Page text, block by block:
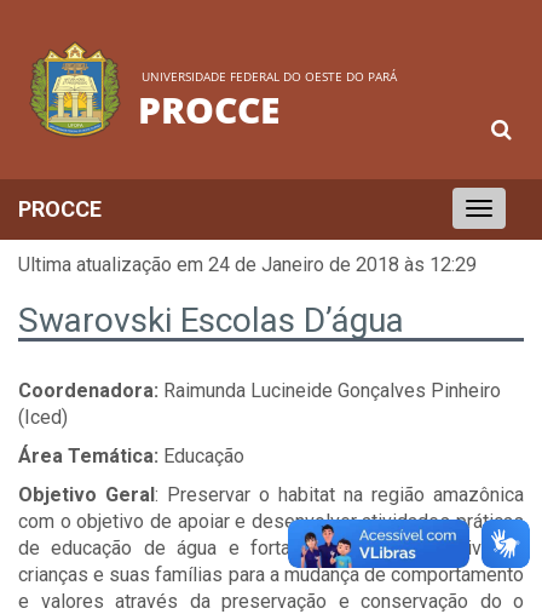
UNIVERSIDADE FEDERAL DO OESTE DO PARÁ
PROCCE
Toggle
navigation
PROCCE
Ultima atualização em 24 de Janeiro de 2018 às 12:29
Swarovski Escolas D’água
Coordenadora: Raimunda Lucineide Gonçalves Pinheiro
(Iced)
Área Temática: Educação
Objetivo Geral: Preservar o habitat na região amazônica
com o objetivo de apoiar e desenvolver atividades práticas
de educação de água e fortalecendo a perspectiva de
crianças e suas famílias para a mudança de comportamento
e valores através da preservação e conservação do o